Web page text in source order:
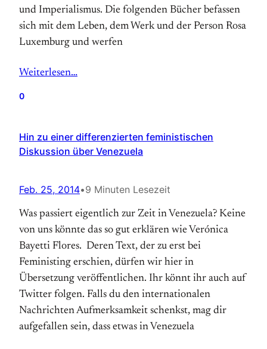
und Imperialismus. Die folgenden Bücher befassen
sich mit dem Leben, dem Werk und der Person Rosa
Luxemburg und werfen
Weiterlesen…
0
Hin zu einer differenzierten feministischen
Diskussion über Venezuela
Feb. 25, 2014•9 Minuten Lesezeit
Was passiert eigentlich zur Zeit in Venezuela? Keine
von uns könnte das so gut erklären wie Verónica
Bayetti Flores. Deren Text, der zu erst bei
Feministing erschien, dürfen wir hier in
Übersetzung veröffentlichen. Ihr könnt ihr auch auf
Twitter folgen. Falls du den internationalen
Nachrichten Aufmerksamkeit schenkst, mag dir
aufgefallen sein, dass etwas in Venezuela